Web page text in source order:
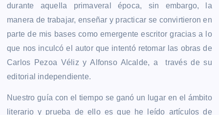
durante aquella primaveral época, sin embargo, la
manera de trabajar, enseñar y practicar se convirtieron en
parte de mis bases como emergente escritor gracias a lo
que nos inculcó el autor que intentó retomar las obras de
Carlos Pezoa Véliz y Alfonso Alcalde, a través de su
editorial independiente.
Nuestro guía con el tiempo se ganó un lugar en el ámbito
literario y prueba de ello es que he leído artículos de